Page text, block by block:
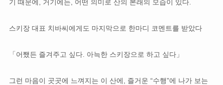
기 때문에, 거기에는, 어떤 의미로 산의 본래의 모습이 있다.
스키장 대표 치바씨에게도 마지막으로 한마디 코멘트를 받았다
「어쨌든 즐겨주고 싶다. 아늑한 스키장으로 하고 싶다」
그런 마음이 곳곳에 느껴지는 이 산에, 즐거운 “수행”에 나가 보는